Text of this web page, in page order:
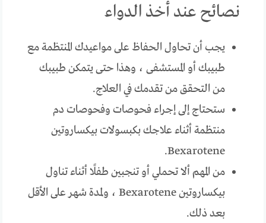
نصائح عند أخذ الدواء
يجب أن تحاول الحفاظ على مواعيدك المنتظمة مع
طبيبك أو المستشفى ، وهذا حتى يتمكن طبيبك
من التحقق من تقدمك في العلاج.
ستحتاج إلى إجراء فحوصات وفحوصات دم
منتظمة أثناء علاجك بكبسولات بيكساروتين
Bexarotene.
من المهم ألا تحملي أو تنجبين طفلًا أثناء تناول
بيكساروتين Bexarotene ، ولمدة شهر على الأقل
بعد ذلك.